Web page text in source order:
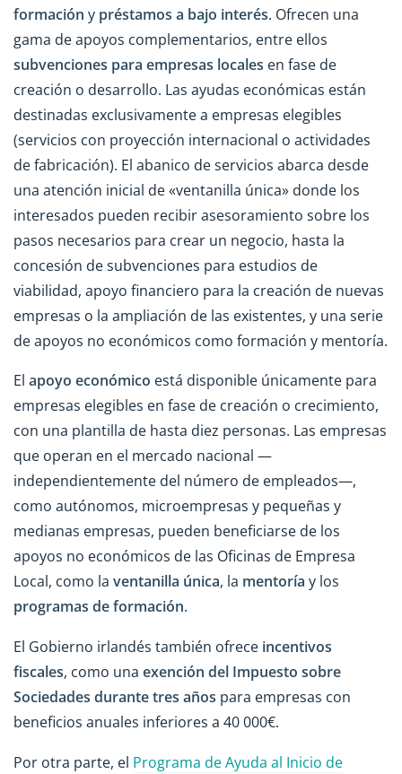
formación y préstamos a bajo interés. Ofrecen una
gama de apoyos complementarios, entre ellos
subvenciones para empresas locales en fase de
creación o desarrollo. Las ayudas económicas están
destinadas exclusivamente a empresas elegibles
(servicios con proyección internacional o actividades
de fabricación). El abanico de servicios abarca desde
una atención inicial de «ventanilla única» donde los
interesados pueden recibir asesoramiento sobre los
pasos necesarios para crear un negocio, hasta la
concesión de subvenciones para estudios de
viabilidad, apoyo financiero para la creación de nuevas
empresas o la ampliación de las existentes, y una serie
de apoyos no económicos como formación y mentoría.
El apoyo económico está disponible únicamente para
empresas elegibles en fase de creación o crecimiento,
con una plantilla de hasta diez personas. Las empresas
que operan en el mercado nacional —
independientemente del número de empleados—,
como autónomos, microempresas y pequeñas y
medianas empresas, pueden beneficiarse de los
apoyos no económicos de las Oficinas de Empresa
Local, como la ventanilla única, la mentoría y los
programas de formación.
El Gobierno irlandés también ofrece incentivos
fiscales, como una exención del Impuesto sobre
Sociedades durante tres años para empresas con
beneficios anuales inferiores a 40 000€.
Por otra parte, el Programa de Ayuda al Inicio de